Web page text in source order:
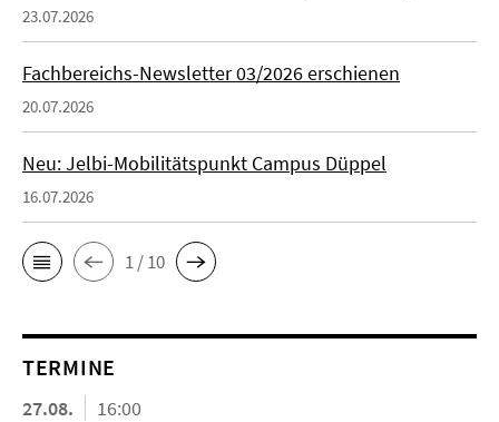
23.07.2026
Fachbereichs-Newsletter 03/2026 erschienen
20.07.2026
Neu: Jelbi-Mobilitätspunkt Campus Düppel
16.07.2026
1 / 10
TERMINE
27.08.
16:00